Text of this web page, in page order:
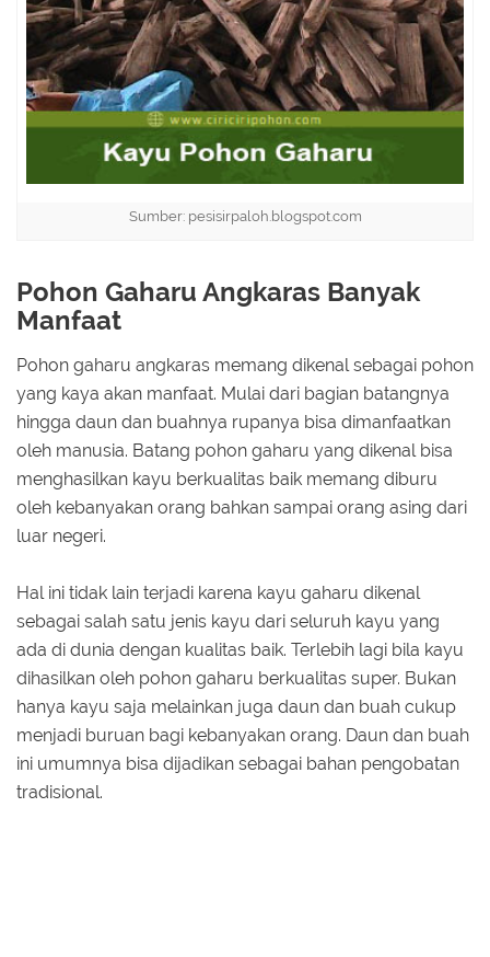
Sumber: pesisirpaloh.blogspot.com
Pohon Gaharu Angkaras Banyak
Manfaat
Pohon gaharu angkaras memang dikenal sebagai pohon
yang kaya akan manfaat. Mulai dari bagian batangnya
hingga daun dan buahnya rupanya bisa dimanfaatkan
oleh manusia. Batang pohon gaharu yang dikenal bisa
menghasilkan kayu berkualitas baik memang diburu
oleh kebanyakan orang bahkan sampai orang asing dari
luar negeri.
Hal ini tidak lain terjadi karena kayu gaharu dikenal
sebagai salah satu jenis kayu dari seluruh kayu yang
ada di dunia dengan kualitas baik. Terlebih lagi bila kayu
dihasilkan oleh pohon gaharu berkualitas super. Bukan
hanya kayu saja melainkan juga daun dan buah cukup
menjadi buruan bagi kebanyakan orang. Daun dan buah
ini umumnya bisa dijadikan sebagai bahan pengobatan
tradisional.